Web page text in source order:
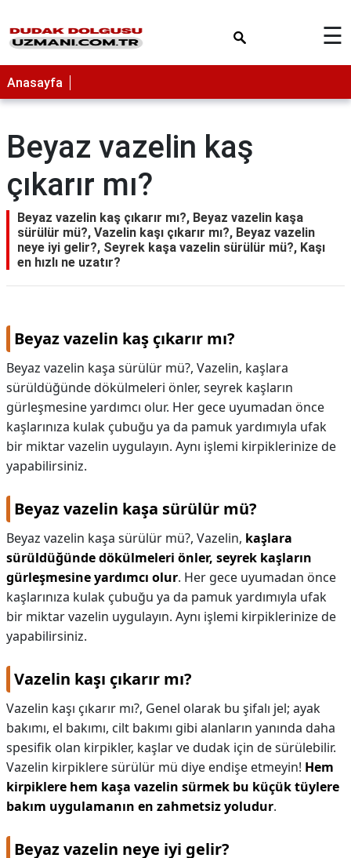
☰
Anasayfa
Beyaz vazelin kaş
çıkarır mı?
Beyaz vazelin kaş çıkarır mı?, Beyaz vazelin kaşa
sürülür mü?, Vazelin kaşı çıkarır mı?, Beyaz vazelin
neye iyi gelir?, Seyrek kaşa vazelin sürülür mü?, Kaşı
en hızlı ne uzatır?
Beyaz vazelin kaş çıkarır mı?
Beyaz vazelin kaşa sürülür mü?, Vazelin, kaşlara
sürüldüğünde dökülmeleri önler, seyrek kaşların
gürleşmesine yardımcı olur. Her gece uyumadan önce
kaşlarınıza kulak çubuğu ya da pamuk yardımıyla ufak
bir miktar vazelin uygulayın. Aynı işlemi kirpiklerinize de
yapabilirsiniz.
Beyaz vazelin kaşa sürülür mü?
Beyaz vazelin kaşa sürülür mü?, Vazelin, kaşlara
sürüldüğünde dökülmeleri önler, seyrek kaşların
gürleşmesine yardımcı olur. Her gece uyumadan önce
kaşlarınıza kulak çubuğu ya da pamuk yardımıyla ufak
bir miktar vazelin uygulayın. Aynı işlemi kirpiklerinize de
yapabilirsiniz.
Vazelin kaşı çıkarır mı?
Vazelin kaşı çıkarır mı?, Genel olarak bu şifalı jel; ayak
bakımı, el bakımı, cilt bakımı gibi alanların yanında daha
spesifik olan kirpikler, kaşlar ve dudak için de sürülebilir.
Vazelin kirpiklere sürülür mü diye endişe etmeyin! Hem
kirpiklere hem kaşa vazelin sürmek bu küçük tüylere
bakım uygulamanın en zahmetsiz yoludur.
Beyaz vazelin neye iyi gelir?